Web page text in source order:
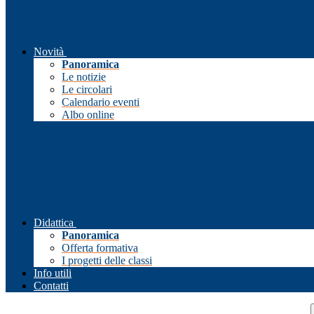
Novità
Panoramica
Le notizie
Le circolari
Calendario eventi
Albo online
Didattica
Panoramica
Offerta formativa
I progetti delle classi
Info utili
Contatti